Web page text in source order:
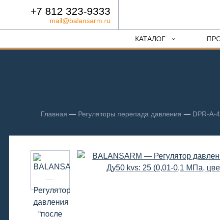
+7 812 323-9333
mail@balansarm.ru
КАТАЛОГ
Главная — Регуляторы перепада давления — DPR-A-